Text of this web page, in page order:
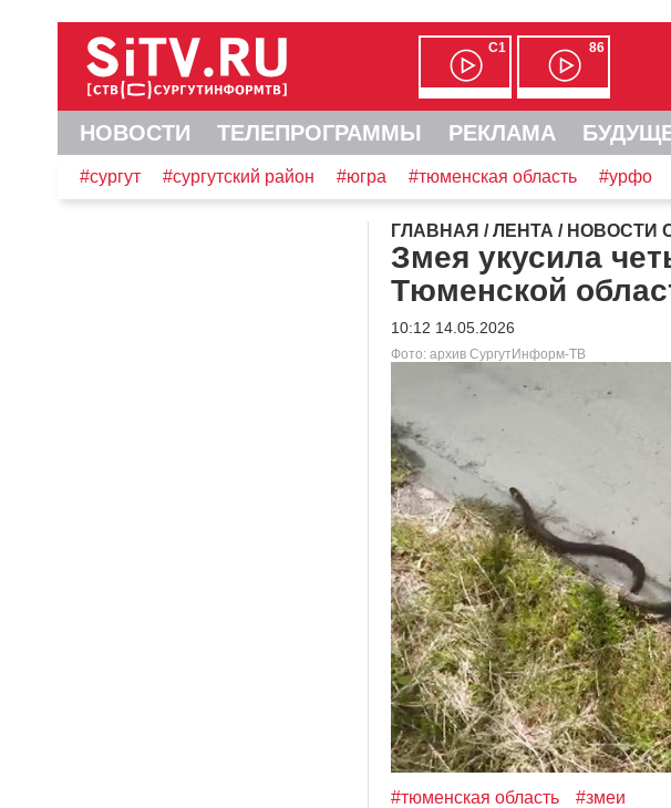
С1 86
НОВОСТИ ТЕЛЕПРОГРАММЫ РЕКЛАМА
#сургут #сургутский район #югра #тюменская область #урфо
ГЛАВНАЯ /ЛЕНТА / НОВОСТИ
Змея укусила
Тюменской
10:12 14.05.2026
Фото: архив СургутИнформ-ТВ
#тюменская область #змеи